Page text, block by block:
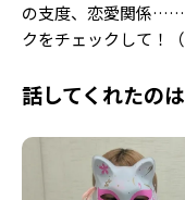
の支度、恋愛関係……
クをチェックして！（
話してくれたの